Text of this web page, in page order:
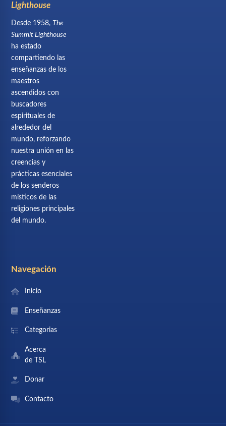
Lighthouse
Desde 1958,The
Summit Lighthouse
ha estado
compartiendo las
enseñanzas de los
maestros
ascendidos con
buscadores
espirituales de
alrededor del
mundo, reforzando
nuestra unión en las
creencias y
prácticas esenciales
de los senderos
místicos de las
religiones principales
del mundo.
Navegación
Inicio
Enseñanzas
Categorias
Acerca
de TSL
Donar
Contacto